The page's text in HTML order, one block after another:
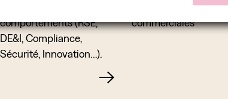
comportements (RSE,
DE&I, Compliance,
Sécurité, Innovation…).
équipes marketing et
commerciales